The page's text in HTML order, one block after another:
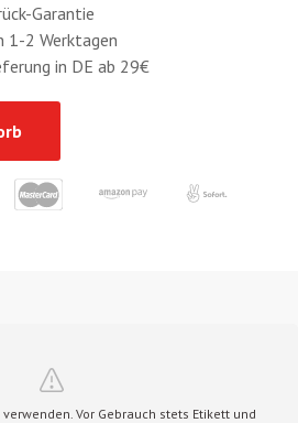
Garantie
1-2 Werktagen
in DE ab 29€
Vor Gebrauch stets Etikett und